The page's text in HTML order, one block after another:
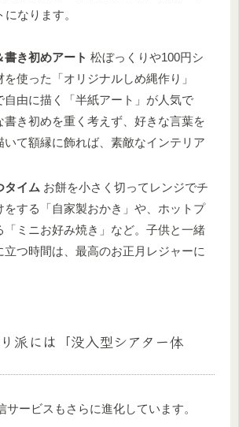
なります。
書き初めアート 松ぼっくりや100円シ
を使った「オリジナルしめ縄作り」
自由に描く「半紙アート」が人気で
書き初めを重く考えず、好きな言葉を
いて額縁に飾れば、素敵なインテリア
タイム お餅を小さく切ってレンジでチ
をする「自家製おかき」や、ホットプ
「ミニお好み焼き」など。子供と一緒
立つ時間は、最高のお正月レジャーに
派には「没入型シアター体
サービスもさらに進化しています。